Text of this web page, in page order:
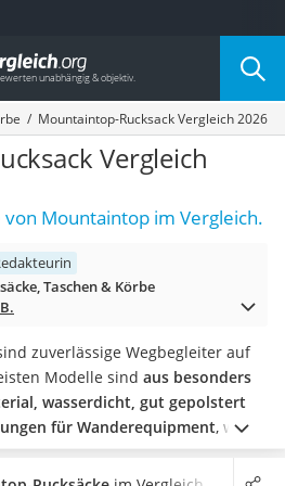
Kategorie
Mountaintop-Rucksack Vergleich 2026
Vergleich
von Mountaintop im Vergleich.
Taschen & Körbe
zuverlässige Wegbegleiter auf
Modelle sind aus besonders
wasserdicht, gut gepolstert
für Wanderequipment, wie
. Wählen Sie jetzt einen
unserer Vergleichstabelle,
der ein